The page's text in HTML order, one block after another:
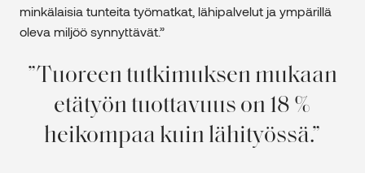
minkälaisia tunteita työmatkat, lähipalvelut ja ympärillä
oleva miljöö synnyttävät.”
Tuoreen tutkimuksen mukaan
etätyön tuottavuus on 18 %
heikompaa kuin lähityössä.